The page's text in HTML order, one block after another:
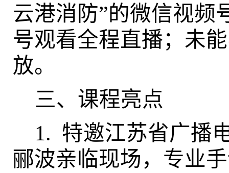
云港消防”的微信视频
号观看全程直播；未
放。
三、课程亮点
1. 特邀江苏省广播
郦波亲临现场，专业